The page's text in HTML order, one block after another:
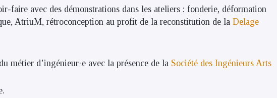
faire avec des démonstrations dans les ateliers : fonderie, déformation
AtriuM, rétroconception au profit de la reconstitution de la Delage
métier d’ingénieur·e avec la présence de la Société des Ingénieurs Arts